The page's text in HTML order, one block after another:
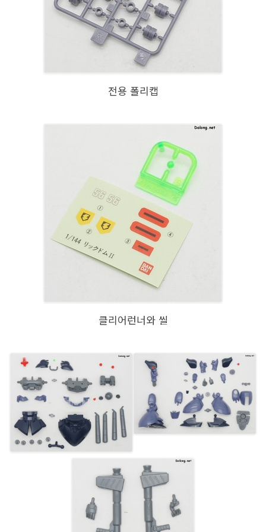
전용 폴리캡
클리어런너와 씰